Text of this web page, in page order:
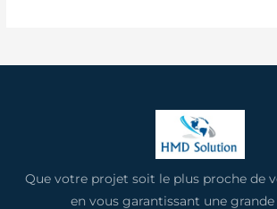
Que votre projet soit le plus proche de
en vous garantissant une grande